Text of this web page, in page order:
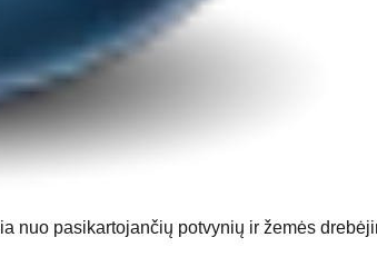
nuo pasikartojančių potvynių ir žemės